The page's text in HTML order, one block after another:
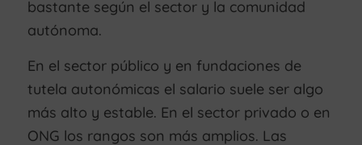
bastante según el sector y la comunidad
autónoma.
En el sector público y en fundaciones de
tutela autonómicas el salario suele ser algo
más alto y estable. En el sector privado o en
ONG los rangos son más amplios. Las